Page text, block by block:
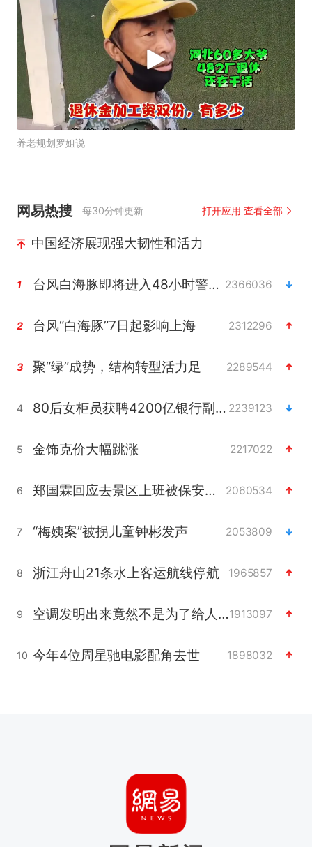
养老规划罗姐说
网易热搜 每30分钟更新 打开应用 查看全部
中国经济展现强大韧性和活力
1 台风白海豚即将进入48小时警戒线 2366036
2 台风“白海豚”7日起影响上海 2312296
3 聚“绿”成势，结构转型活力足 2289544
4 80后女柜员获聘4200亿银行副行长 2239123
5 金饰克价大幅跳涨 2217022
6 郑国霖回应去景区上班被保安拦下 2060534
7 “梅姨案”被拐儿童钟彬发声 2053809
8 浙江舟山21条水上客运航线停航 1965857
9 空调发明出来竟然不是为了给人降温1913097
10 今年4位周星驰电影配角去世 1898032